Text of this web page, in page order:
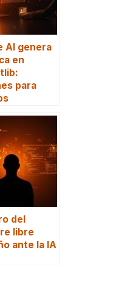
AI genera
en
para
del
libre
ante la IA